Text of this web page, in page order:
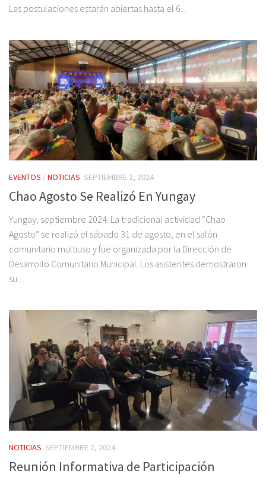
Las postulaciones estarán abiertas hasta el 6...
EVENTOS /NOTICIAS SEPTIEMBRE 2, 2024
Chao Agosto Se Realizó En Yungay
Yungay, septiembre 2024: La tradicional actividad “Chao
Agosto” se realizó el sábado 31 de agosto, en el salón
comunitario multiuso y fue organizada por la Dirección de
Desarrollo Comunitario Municipal. Los asistentes demostraron
su...
NOTICIAS SEPTIEMBRE 2, 2024
Reunión Informativa de Participación